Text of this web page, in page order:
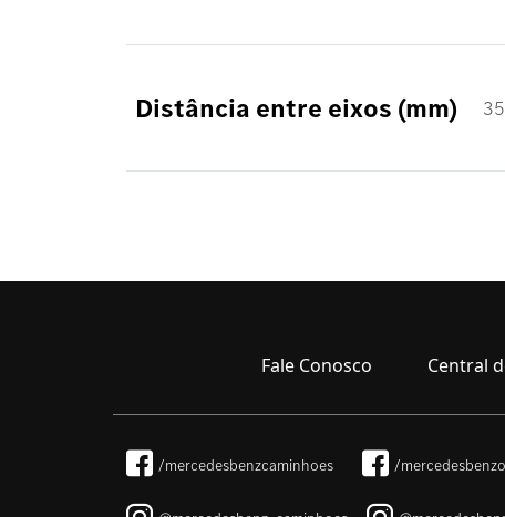
Distância entre eixos (mm)
Fale Conosco Central
/mercedesbenzcaminhoes /